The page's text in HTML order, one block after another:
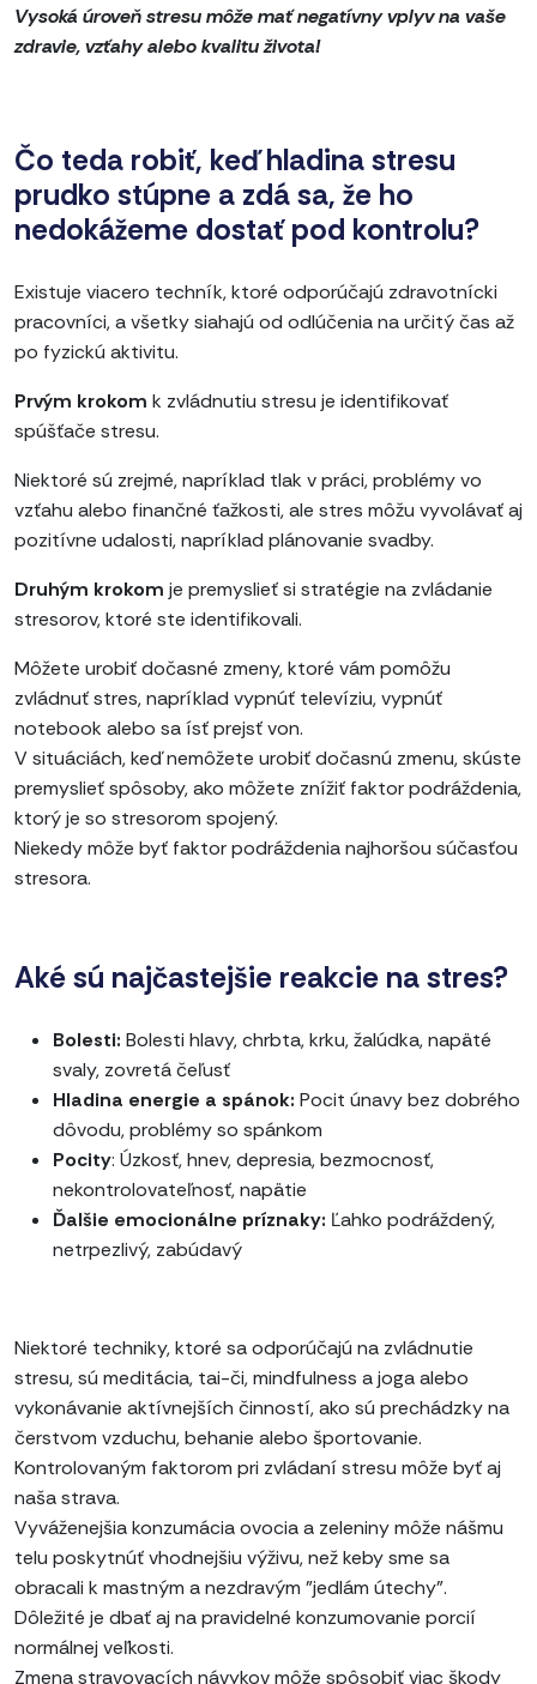
Vysoká úroveň stresu môže mať negatívny vplyv na vaše
zdravie, vzťahy alebo kvalitu života!
Čo teda robiť, keď hladina stresu
prudko stúpne a zdá sa, že ho
nedokážeme dostať pod kontrolu?
Existuje viacero techník, ktoré odporúčajú zdravotnícki
pracovníci, a všetky siahajú od odlúčenia na určitý čas až
po fyzickú aktivitu.
Prvým krokom k zvládnutiu stresu je identifikovať
spúšťače stresu.
Niektoré sú zrejmé, napríklad tlak v práci, problémy vo
vzťahu alebo finančné ťažkosti, ale stres môžu vyvolávať aj
pozitívne udalosti, napríklad plánovanie svadby.
Druhým krokom je premyslieť si stratégie na zvládanie
stresorov, ktoré ste identifikovali.
Môžete urobiť dočasné zmeny, ktoré vám pomôžu
zvládnuť stres, napríklad vypnúť televíziu, vypnúť
notebook alebo sa ísť prejsť von.
V situáciách, keď nemôžete urobiť dočasnú zmenu, skúste
premyslieť spôsoby, ako môžete znížiť faktor podráždenia,
ktorý je so stresorom spojený.
Niekedy môže byť faktor podráždenia najhoršou súčasťou
stresora.
Aké sú najčastejšie reakcie na stres?
Bolesti: Bolesti hlavy, chrbta, krku, žalúdka, napäté
svaly, zovretá čeľusť
Hladina energie a spánok: Pocit únavy bez dobrého
dôvodu, problémy so spánkom
Pocity: Úzkosť, hnev, depresia, bezmocnosť,
nekontrolovateľnosť, napätie
Ďalšie emocionálne príznaky: Ľahko podráždený,
netrpezlivý, zabúdavý
Niektoré techniky, ktoré sa odporúčajú na zvládnutie
stresu, sú meditácia, tai-či, mindfulness a joga alebo
vykonávanie aktívnejších činností, ako sú prechádzky na
čerstvom vzduchu, behanie alebo športovanie.
Kontrolovaným faktorom pri zvládaní stresu môže byť aj
naša strava.
Vyváženejšia konzumácia ovocia a zeleniny môže nášmu
telu poskytnúť vhodnejšiu výživu, než keby sme sa
obracali k mastným a nezdravým "jedlám útechy".
Dôležité je dbať aj na pravidelné konzumovanie porcií
normálnej veľkosti.
Zmena stravovacích návykov môže spôsobiť viac škody